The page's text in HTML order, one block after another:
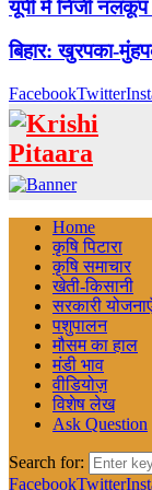
यूपी में निजी
बिहार: खुरपका-
FacebookTwitter
Home
कृषि पिटारा
कृषि समाचार
खेती-किसानी
सरकारी
पशुपालन
मौसम का हाल
मंडी भाव
वीडियोज़
विशेष लेख
Ask Question
Search for:
FacebookTwitter